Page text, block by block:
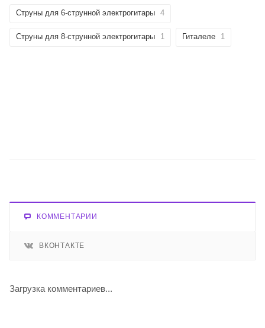
Струны для 6-струнной электрогитары 4
Струны для 8-струнной электрогитары 1 Гиталеле 1
КОММЕНТАРИИ
ВКОНТАКТЕ
Загрузка комментариев...